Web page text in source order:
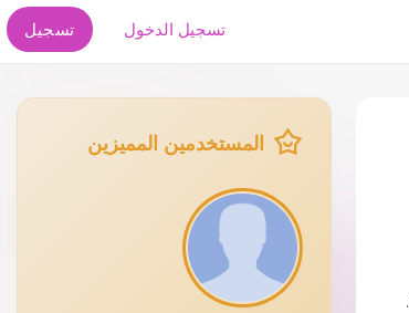
تسجيل الدخول تسجيل
المستخدمين المميزين